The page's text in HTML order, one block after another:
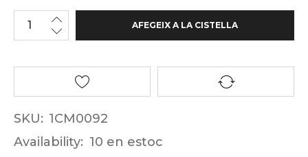
AFEGEIX A LA CISTELLA
SKU: 1CM0092
Availability: 10 en estoc